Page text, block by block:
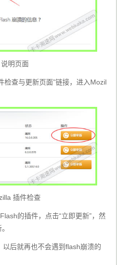
说明页面
检查与更新页面”链接，进入Mozil
插件检查
的插件，点击“立即更新”，然
后就再也不会遇到flash崩溃的